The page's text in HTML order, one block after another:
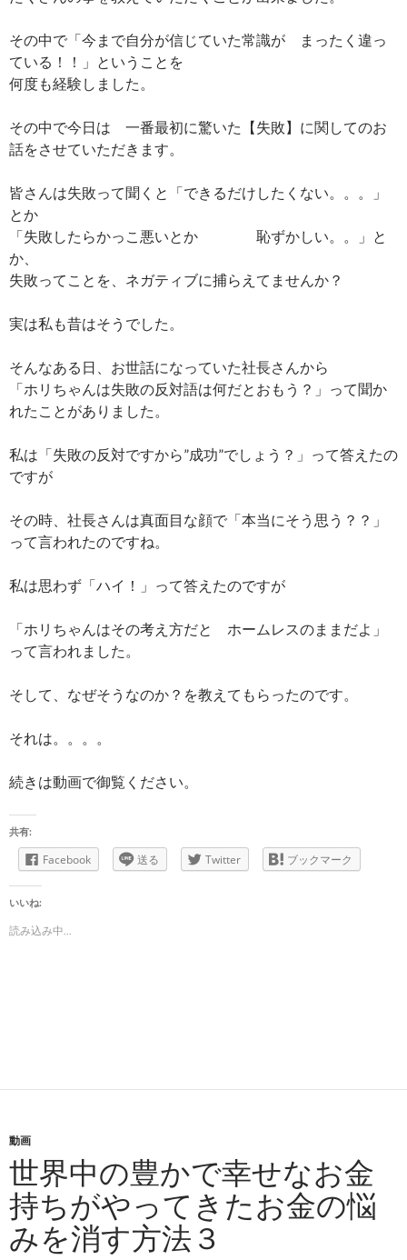
その中で「今まで自分が信じていた常識が まったく違っ
ている！！」ということを
何度も経験しました。
その中で今日は 一番最初に驚いた【失敗】に関してのお
話をさせていただきます。
皆さんは失敗って聞くと「できるだけしたくない。。。」
とか
「失敗したらかっこ悪いとか 恥ずかしい。。」と
か、
失敗ってことを、ネガティブに捕らえてませんか？
実は私も昔はそうでした。
そんなある日、お世話になっていた社長さんから
「ホリちゃんは失敗の反対語は何だとおもう？」って聞か
れたことがありました。
私は「失敗の反対ですから”成功”でしょう？」って答えたの
ですが
その時、社長さんは真面目な顔で「本当にそう思う？？」
って言われたのですね。
私は思わず「ハイ！」って答えたのですが
「ホリちゃんはその考え方だと ホームレスのままだよ」
って言われました。
そして、なぜそうなのか？を教えてもらったのです。
それは。。。。
続きは動画で御覧ください。
共有:
Facebook 送る Twitter ブックマーク
いいね:
読み込み中...
動画
世界中の豊かで幸せなお金
持ちがやってきたお金の悩
みを消す方法３